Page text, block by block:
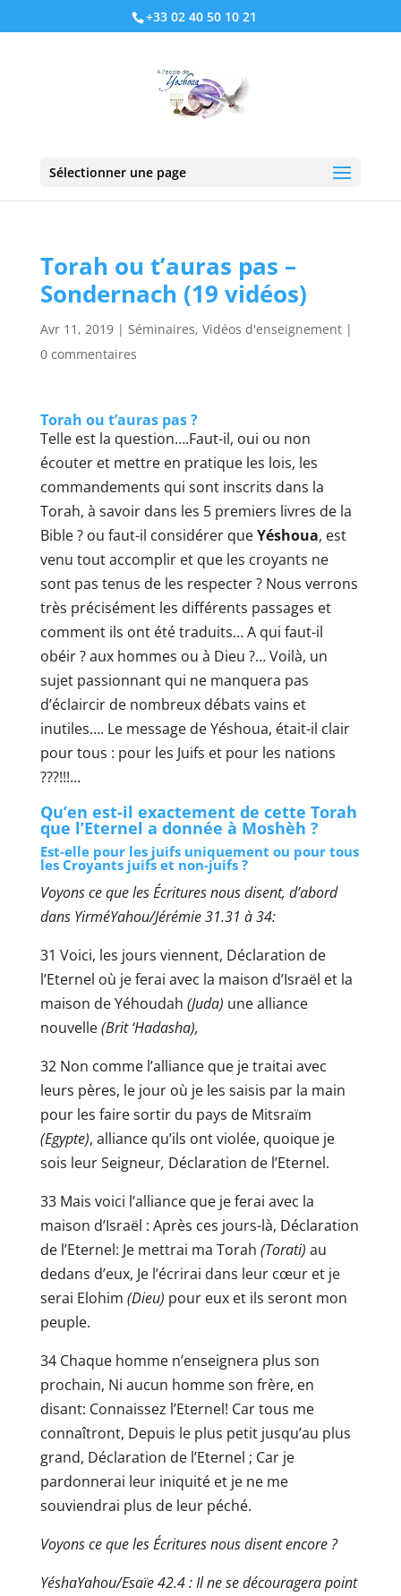
+33 02 40 50 10 21
Sélectionner une page
Torah ou t’auras pas –
Sondernach (19 vidéos)
Avr 11, 2019| Séminaires, Vidéos d'enseignement|
0 commentaires
Torah ou t’auras pas ?
Telle est la question….Faut-il, oui ou non
écouter et mettre en pratique les lois, les
commandements qui sont inscrits dans la
Torah, à savoir dans les 5 premiers livres de la
Bible ? ou faut-il considérer queYéshoua, est
venu tout accomplir et que les croyants ne
sont pas tenus de les respecter ? Nous verrons
très précisément les différents passages et
comment ils ont été traduits… A qui faut-il
obéir ? aux hommes ou à Dieu ?… Voilà, un
sujet passionnant qui ne manquera pas
d’éclaircir de nombreux débats vains et
inutiles…. Le message de Yéshoua, était-il clair
pour tous : pour les Juifs et pour les nations
???!!!…
Qu’en est-il exactement de cette Torah
que l’Eternel a donnée à Moshèh ?
Est-elle pour les juifs uniquement ou pour tous
les Croyants juifs et non-juifs ?
Voyons ce que les Écritures nous disent, d’abord
dans YirméYahou/Jérémie 31.31 à 34:
31 Voici, les jours viennent, Déclaration de
l’Eternel où je ferai avec la maison d’Israël et la
maison de Yéhoudah (Juda) une alliance
nouvelle(Brit ‘Hadasha),
32 Non comme l’alliance que je traitai avec
leurs pères, le jour où je les saisis par la main
pour les faire sortir du pays de Mitsraïm
(Egypte), alliance qu’ils ont violée, quoique je
sois leur Seigneur, Déclaration de l’Eternel.
33 Mais voici l’alliance que je ferai avec la
maison d’Israël : Après ces jours-là, Déclaration
de l’Eternel: Je mettrai ma Torah (Torati) au
dedans d’eux, Je l’écrirai dans leur cœur et je
serai Elohim (Dieu) pour eux et ils seront mon
peuple.
34 Chaque homme n’enseignera plus son
prochain, Ni aucun homme son frère, en
disant: Connaissez l’Eternel! Car tous me
connaîtront, Depuis le plus petit jusqu’au plus
grand, Déclaration de l’Eternel ; Car je
pardonnerai leur iniquité et je ne me
souviendrai plus de leur péché.
Voyons ce que les Écritures nous disent encore ?
YéshaYahou/Esaïe 42.4 : Il ne se découragera point